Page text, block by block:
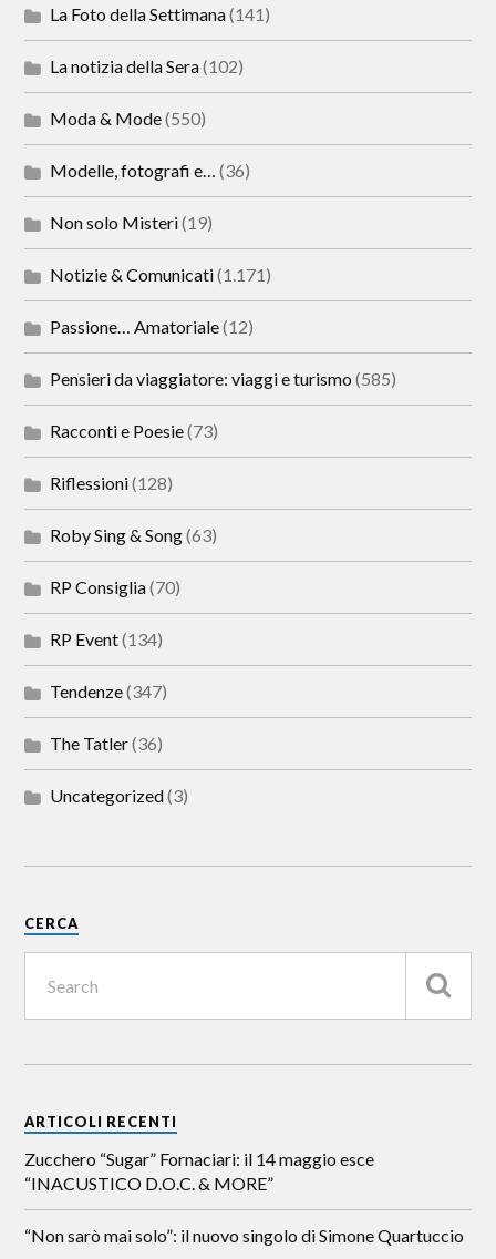
La Foto della Settimana(141)
La notizia della Sera(102)
Moda & Mode(550)
Modelle, fotografi e… (36)
Non solo Misteri(19)
Notizie & Comunicati(1.171)
Passione… Amatoriale(12)
Pensieri da viaggiatore: viaggi e turismo (585)
Racconti e Poesie(73)
Riflessioni(128)
Roby Sing & Song(63)
RP Consiglia(70)
RP Event(134)
Tendenze(347)
The Tatler(36)
Uncategorized(3)
CERCA
ARTICOLI RECENTI
Zucchero “Sugar” Fornaciari: il 14 maggio esce
“INACUSTICO D.O.C. & MORE”
“Non sarò mai solo”: il nuovo singolo di Simone Quartuccio